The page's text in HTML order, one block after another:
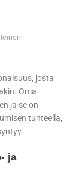
josta
Oma
ja se on
tunteella,
ja